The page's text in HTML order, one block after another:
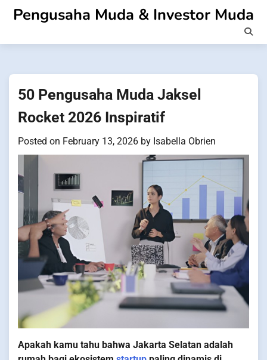
SkipPengusaha Muda & Investor Muda
50 Pengusaha Muda Jaksel
Rocket 2026 Inspiratif
Posted on February 13, 2026 by Isabella Obrien
Apakah kamu tahu bahwa Jakarta Selatan adalah